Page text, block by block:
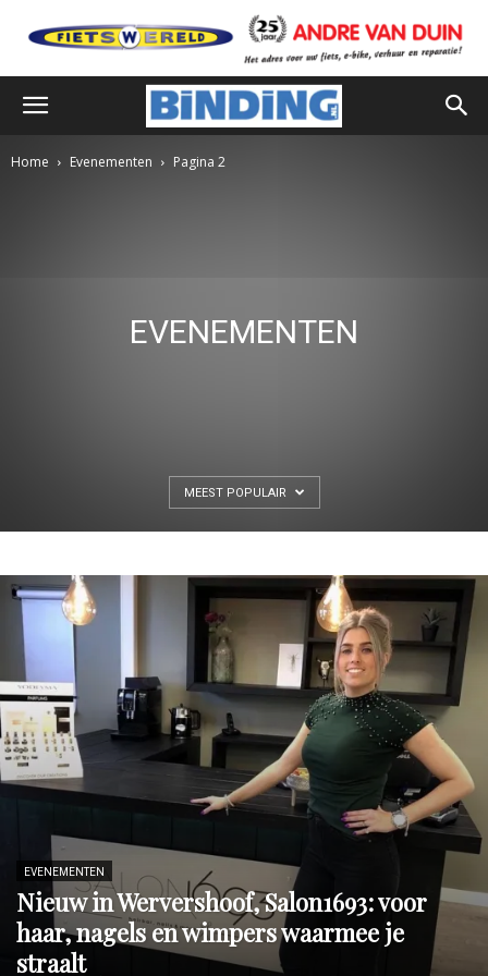
Home Evenementen Pagina 2
EVENEMENTEN
MEEST POPULAIR
EVENEMENTEN
Nieuw in Wervershoof, Salon1693: voor
haar, nagels en wimpers waarmee je
straalt